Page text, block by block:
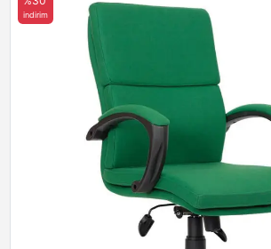
indirim